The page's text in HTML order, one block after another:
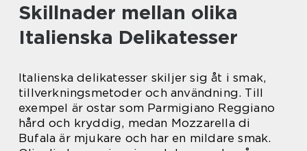
Skillnader mellan olika
Italienska Delikatesser
Italienska delikatesser skiljer sig åt i smak,
tillverkningsmetoder och användning. Till
exempel är ostar som Parmigiano Reggiano
hård och kryddig, medan Mozzarella di
Bufala är mjukare och har en mildare smak.